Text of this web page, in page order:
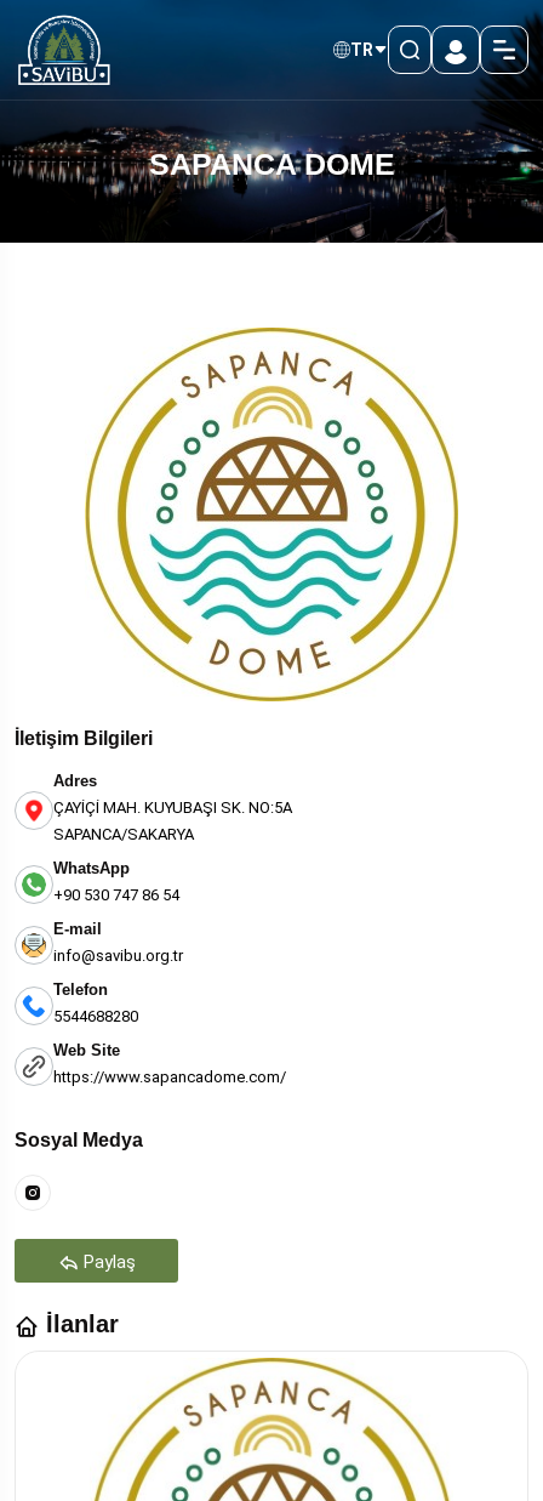
TR
SAPANCA DOME
İletişim Bilgileri
Adres
ÇAYİÇİ MAH. KUYUBAŞI SK. NO:5A
SAPANCA/SAKARYA
WhatsApp
+90 530 747 86 54
E-mail
info@savibu.org.tr
Telefon
5544688280
Web Site
https://www.sapancadome.com/
Sosyal Medya
Paylaş
İlanlar